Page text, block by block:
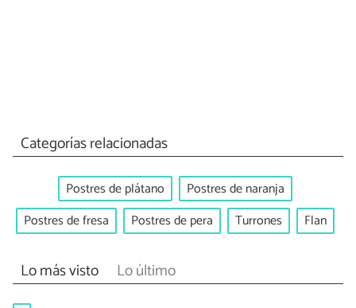
Categorías relacionadas
Postres de plátano
Postres de naranja
Postres de fresa
Postres de pera Turrones Flan
Lo más visto Lo último